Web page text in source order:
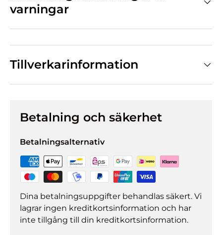
varningar
Tillverkarinformation
Betalning och säkerhet
Betalningsalternativ
Dina betalningsuppgifter behandlas säkert. Vi
lagrar ingen kreditkortsinformation och har
inte tillgång till din kreditkortsinformation.